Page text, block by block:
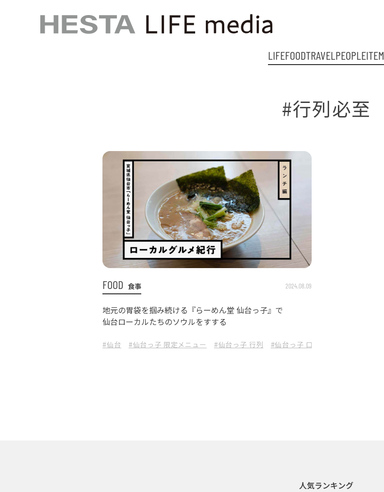
LIFEFOODTRAVELPEOPLEITEM
#行列必至
FOOD 食事 2024.08.09
地元の胃袋を掴み続ける『らーめん堂 仙台っ子』で
仙台ローカルたちのソウルをすする
#仙台 #仙台っ子 限定メニュー #仙台っ子 行列 #仙台っ子 口コミ
人気ランキング